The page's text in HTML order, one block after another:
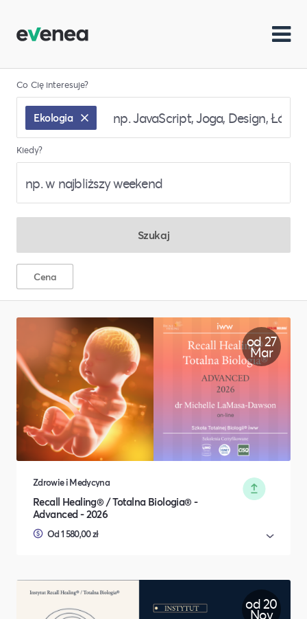
Co Cię interesuje?
Ekologia
Kiedy?
Szukaj
Cena
od 27
Mar
Zdrowie i Medycyna
Recall Healing® / Totalna Biologia® -
Advanced - 2026
Od 1 580,00 zł
od 20
Nov